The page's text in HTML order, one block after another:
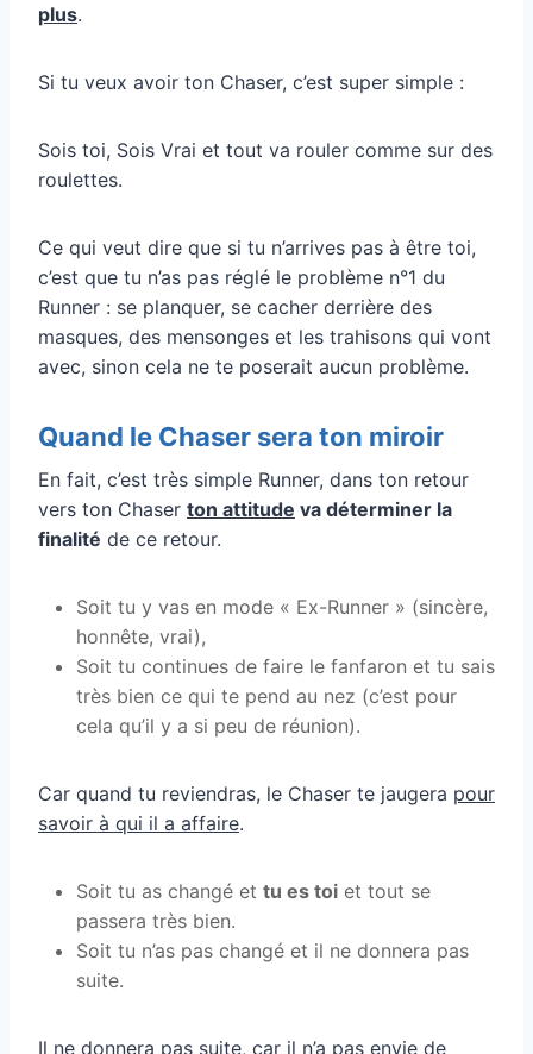
plus.
Si tu veux avoir ton Chaser, c’est super simple :
Sois toi, Sois Vrai et tout va rouler comme sur des
roulettes.
Ce qui veut dire que si tu n’arrives pas à être toi,
c’est que tu n’as pas réglé le problème n°1 du
Runner : se planquer, se cacher derrière des
masques, des mensonges et les trahisons qui vont
avec, sinon cela ne te poserait aucun problème.
Quand le Chaser sera ton miroir
En fait, c’est très simple Runner, dans ton retour
vers ton Chaser ton attitude va déterminer la
finalité de ce retour.
Soit tu y vas en mode « Ex-Runner » (sincère,
honnête, vrai),
Soit tu continues de faire le fanfaron et tu sais
très bien ce qui te pend au nez (c’est pour
cela qu’il y a si peu de réunion).
Car quand tu reviendras, le Chaser te jaugera pour
savoir à qui il a affaire.
Soit tu as changé et tu es toi et tout se
passera très bien.
Soit tu n’as pas changé et il ne donnera pas
suite.
Il ne donnera pas suite, car il n’a pas envie de